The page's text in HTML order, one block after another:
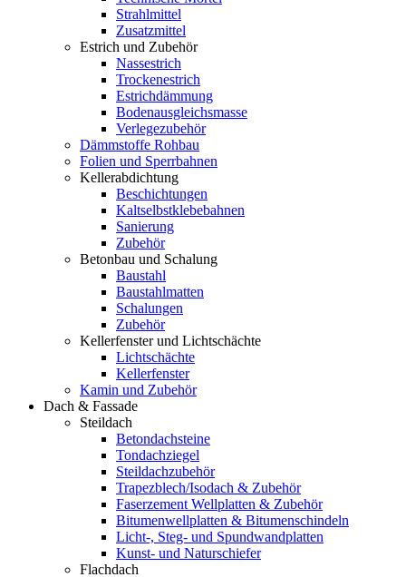
Strahlmittel
Zusatzmittel
Estrich und Zubehör
Nassestrich
Trockenestrich
Estrichdämmung
Bodenausgleichsmasse
Verlegezubehör
Dämmstoffe Rohbau
Folien und Sperrbahnen
Kellerabdichtung
Beschichtungen
Kaltselbstklebebahnen
Sanierung
Zubehör
Betonbau und Schalung
Baustahl
Baustahlmatten
Schalungen
Zubehör
Kellerfenster und Lichtschächte
Lichtschächte
Kellerfenster
Kamin und Zubehör
Dach & Fassade
Steildach
Betondachsteine
Tondachziegel
Steildachzubehör
Trapezblech/Isodach & Zubehör
Faserzement Wellplatten & Zubehör
Bitumenwellplatten & Bitumenschindeln
Licht-, Steg- und Spundwandplatten
Kunst- und Naturschiefer
Flachdach